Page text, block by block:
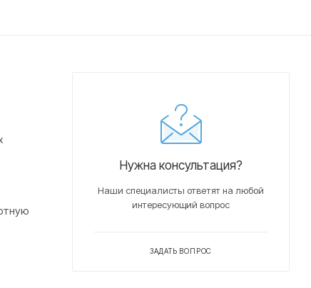
Нужна консультация?
Наши специалисты ответят на любой
интересующий вопрос
ЗАДАТЬ ВОПРОС